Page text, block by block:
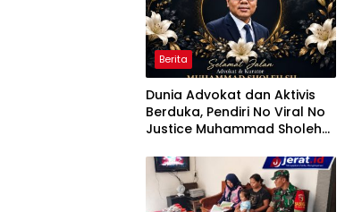
Berita
Dunia Advokat dan Aktivis
Berduka, Pendiri No Viral No
Justice Muhammad Sholeh